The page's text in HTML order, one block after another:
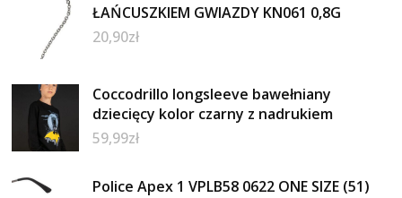
ŁAŃCUSZKIEM GWIAZDY KN061 0,8G
20,90zł
Coccodrillo longsleeve bawełniany
dziecięcy kolor czarny z nadrukiem
59,99zł
Police Apex 1 VPLB58 0622 ONE SIZE (51)